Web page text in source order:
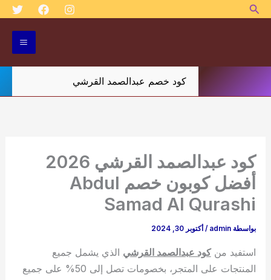
تخطيالبحث
كود خصم عبدالصمد القرشي
كود عبدالصمد القرشي 2026
أفضل كوبون خصم Abdul
Samad Al Qurashi
بواسطة admin
/ أكتوبر 30, 2024
استفيد منكود عبدالصمد القرشي الذي يشمل جميع
المنتجات على المتجر، بخصومات تصل إلى 50% على جميع